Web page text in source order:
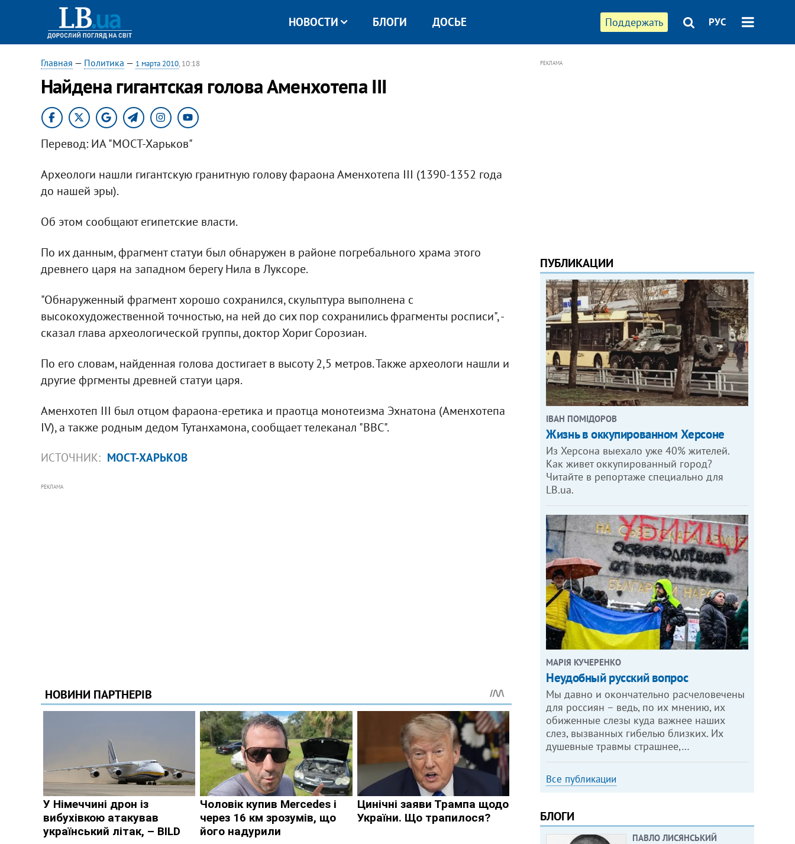
Поддержать РУС
НОВОСТИ БЛОГИ ДОСЬЕ
Главная — Политика — 1 марта 2010, 10:18
Найдена гигантская голова Аменхотепа III
Перевод: ИА "МОСТ-Харьков"
Археологи нашли гигантскую гранитную голову фараона Аменхотепа III (1390-1352 года
до нашей эры).
Об этом сообщают египетские власти.
По их данным, фрагмент статуи был обнаружен в районе погребального храма этого
древнего царя на западном берегу Нила в Луксоре.
"Обнаруженный фрагмент хорошо сохранился, скульптура выполнена с
высокохудожественной точностью, на ней до сих пор сохранились фрагменты росписи", -
сказал глава археологической группы, доктор Хориг Сорозиан.
По его словам, найденная голова достигает в высоту 2,5 метров. Также археологи нашли и
другие фргменты древней статуи царя.
Аменхотеп III был отцом фараона-еретика и праотца монотеизма Эхнатона (Аменхотепа
IV), а также родным дедом Тутанхамона, сообщает телеканал "ВВС".
ИСТОЧНИК: МОСТ-ХАРЬКОВ
РЕКЛАМА
РЕКЛАМА
ПУБЛИКАЦИИ
ІВАН ПОМІДОРОВ
Жизнь в оккупированном Херсоне
Из Херсона выехало уже 40% жителей.
Как живет оккупированный город?
Читайте в репортаже специально для
LB.ua.
МАРІЯ КУЧЕРЕНКО
​Неудобный русский вопрос
Мы давно и окончательно расчеловечены
для россиян – ведь, по их мнению, их
обиженные слезы куда важнее наших
слез, вызванных гибелью близких. Их
душевные травмы страшнее,…
Все публикации
БЛОГИ
ПАВЛО ЛИСЯНСЬКИЙ